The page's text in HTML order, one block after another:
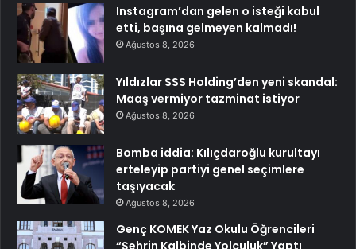
Instagram’dan gelen o isteği kabul
etti, başına gelmeyen kalmadı!
Ağustos 8, 2026
Yıldızlar SSS Holding’den yeni skandal:
Maaş vermiyor tazminat istiyor
Ağustos 8, 2026
Bomba iddia: Kılıçdaroğlu kurultayı
erteleyip partiyi genel seçimlere
taşıyacak
Ağustos 8, 2026
Genç KOMEK Yaz Okulu Öğrencileri